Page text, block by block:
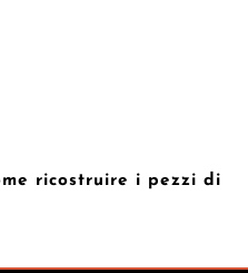
ricostruire i pezzi di